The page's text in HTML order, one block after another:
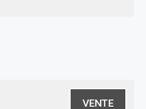
VENTE